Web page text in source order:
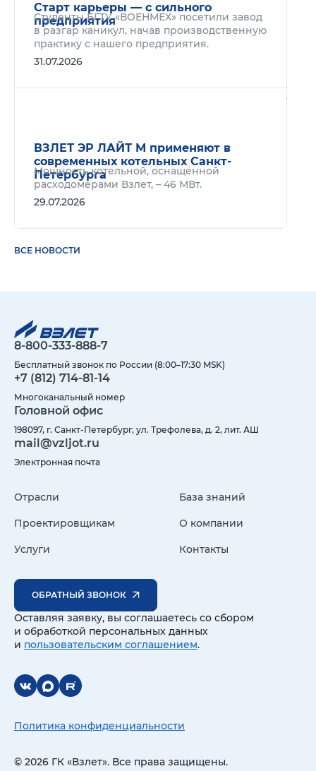
Старт карьеры — с сильного
предприятия
Студенты БГТУ «ВОЕНМЕХ» посетили завод
в разгар каникул, начав производственную
практику с нашего предприятия.
31.07.2026
ВЗЛЕТ ЭР ЛАЙТ М применяют в
современных котельных Санкт-
Петербурга
Мощность котельной, оснащённой
расходомерами Взлет, – 46 МВт.
29.07.2026
ВСЕ НОВОСТИ
8-800-333-888-7
Бесплатный звонок по России (8:00–17:30 MSK)
+7 (812) 714-81-14
Многоканальный номер
Головной офис
198097, г. Санкт-Петербург, ул. Трефолева, д. 2, лит. АШ
mail@vzljot.ru
Электронная почта
Отрасли
Проектировщикам
Услуги
База знаний
О компании
Контакты
ОБРАТНЫЙ ЗВОНОК
Оставляя заявку, вы соглашаетесь со сбором
и обработкой персональных данных
и пользовательским соглашением.
© 2026 ГК «Взлет». Все права защищены.
Политика конфиденциальности